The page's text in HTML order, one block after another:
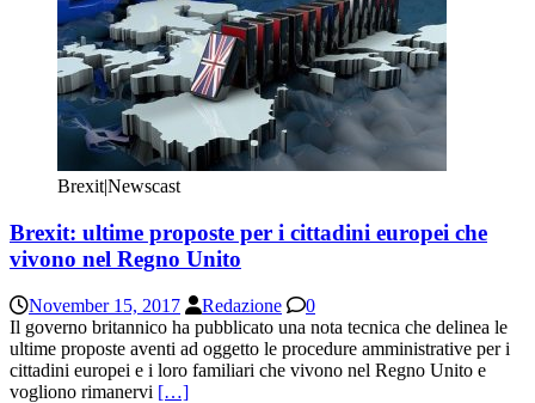
Brexit|Newscast
Brexit: ultime proposte per i cittadini europei che
vivono nel Regno Unito
November 15, 2017 Redazione
0
Il governo britannico ha pubblicato una nota tecnica che delinea le
ultime proposte aventi ad oggetto le procedure amministrative per i
cittadini europei e i loro familiari che vivono nel Regno Unito e
vogliono rimanervi […]